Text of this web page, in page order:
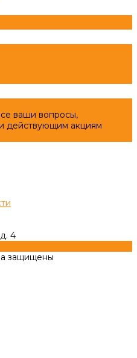
ваши вопросы,
действующим акциям
4
защищены